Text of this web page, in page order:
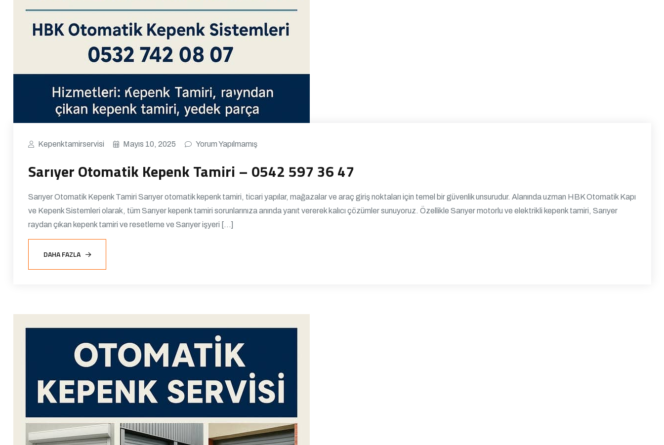
Kepenktamirservisi Mayıs 10, 2025 Yorum Yapılmamış
Sarıyer Otomatik Kepenk Tamiri – 0542 597 36 47
Sarıyer Otomatik Kepenk Tamiri Sarıyer otomatik kepenk tamiri, ticari yapılar, mağazalar ve araç giriş noktaları için temel bir güvenlik unsurudur. Alanında uzman HBK Otomatik Kapı
ve Kepenk Sistemleri olarak, tüm Sarıyer kepenk tamiri sorunlarınıza anında yanıt vererek kalıcı çözümler sunuyoruz. Özellikle Sarıyer motorlu ve elektrikli kepenk tamiri, Sarıyer
raydan çıkan kepenk tamiri ve resetleme ve Sarıyer işyeri […]
DAHA FAZLA